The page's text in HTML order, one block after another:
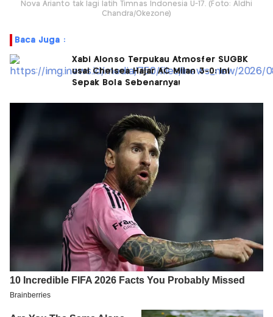
Nova Arianto tak lagi latih Timnas Indonesia U-17. (Foto: Aldhi
Chandra/Okezone)
Baca Juga :
Xabi Alonso Terpukau Atmosfer SUGBK
usai Chelsea Hajar AC Milan 3-0: Ini
Sepak Bola Sebenarnya!